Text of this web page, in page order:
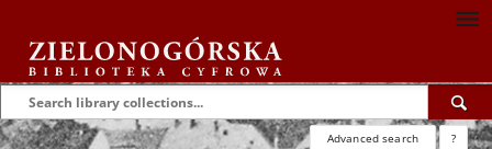
Advanced search ?